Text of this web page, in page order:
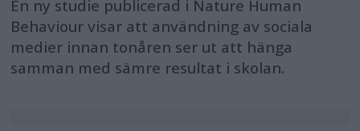
En ny studie publicerad i Nature Human
Behaviour visar att användning av sociala
medier innan tonåren ser ut att hänga
samman med sämre resultat i skolan.